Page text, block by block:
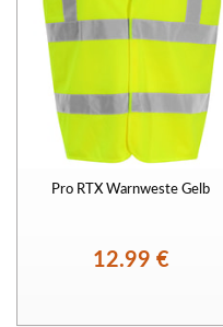
Pro RTX Warnweste Gelb
12.99 €